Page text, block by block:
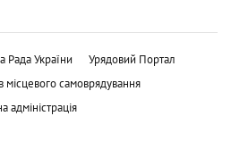
Рада України
Урядовий Портал
місцевого самоврядування
адміністрація